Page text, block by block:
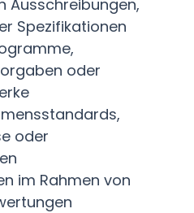
Ausschreibungen,
Spezifikationen
oder
oder
im Rahmen von